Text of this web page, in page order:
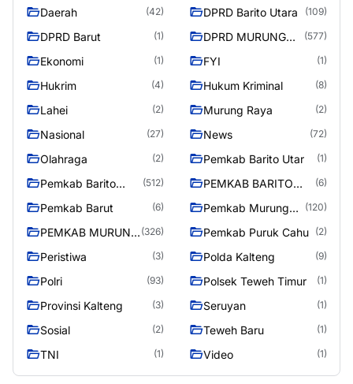
Daerah (42) DPRD Barito Utara (109)
DPRD Barut (1)
DPRD MURUNG
(577)
Ekonomi (1) FYI (1)
Hukrim (4) Hukum Kriminal (8)
Lahei (2) Murung Raya (2)
Nasional (27) News (72)
Olahraga (2) Pemkab Barito Utar (1)
Pemkab Barito
(512)
PEMKAB BARITO
(6)
Pemkab Barut (6)
Pemkab Murung
(120)
PEMKAB MURUNG (326) Pemkab Puruk Cahu (2)
Peristiwa (3) Polda Kalteng (9)
Polri (93) Polsek Teweh Timur (1)
Provinsi Kalteng (3) Seruyan (1)
Sosial (2) Teweh Baru (1)
TNI (1) Video (1)